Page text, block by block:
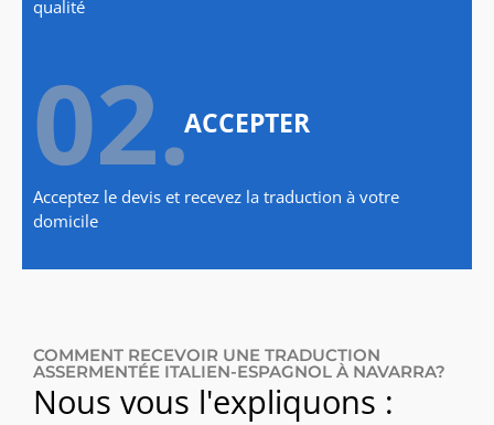
qualité
02.ACCEPTER
Acceptez le devis et recevez la traduction à votre
domicile
COMMENT RECEVOIR UNE TRADUCTION
ASSERMENTÉE ITALIEN-ESPAGNOL À NAVARRA?
Nous vous l'expliquons :